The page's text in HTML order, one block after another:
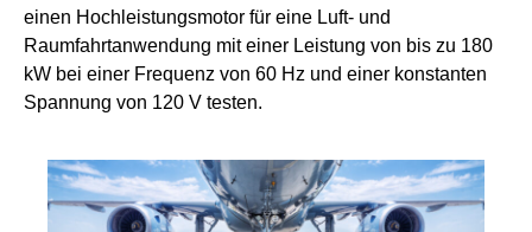
einen Hochleistungsmotor für eine Luft- und
Raumfahrtanwendung mit einer Leistung von bis zu 180
kW bei einer Frequenz von 60 Hz und einer konstanten
Spannung von 120 V testen.